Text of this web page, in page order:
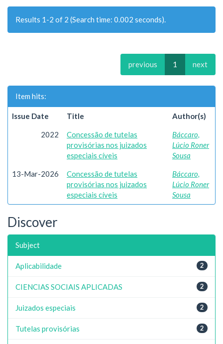
Results 1-2 of 2 (Search time: 0.002 seconds).
previous 1 next
Item hits:
Issue Date Title Author(s)
2022
Concessão de tutelas
provisórias nos juizados
especiais cíveis
Báccaro,
Lúcio Roner
Sousa
13-Mar-2026
Concessão de tutelas
provisórias nos juizados
especiais cíveis
Báccaro,
Lúcio Roner
Sousa
Discover
Subject
2
Aplicabilidade
2
CIENCIAS SOCIAIS APLICADAS
2
Juizados especiais
2
Tutelas provisórias